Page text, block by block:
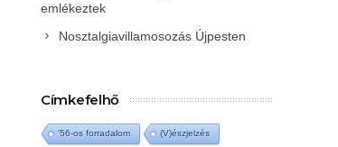
emlékeztek
Nosztalgiavillamosozás Újpesten
Címkefelhő
'56-os forradalom (V)észjelzés